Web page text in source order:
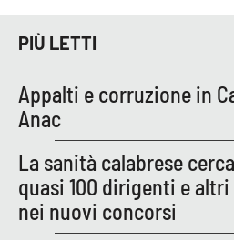
PIÙ LETTI
Appalti e corruzione in
Anac
La sanità calabrese
quasi 100 dirigenti e
nei nuovi concorsi